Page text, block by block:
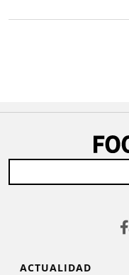
ACTUALIDAD